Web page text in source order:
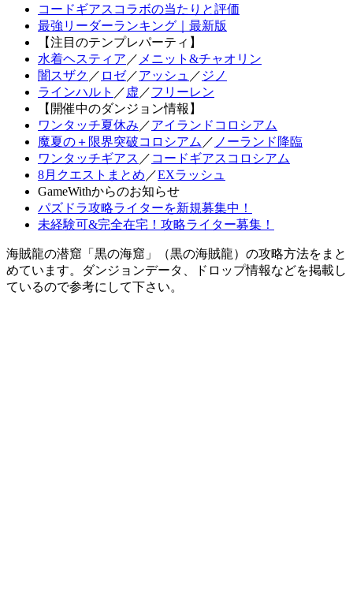
コードギアスコラボの当たりと評価
最強リーダーランキング｜最新版
【注目のテンプレパーティ】
水着ヘスティア ／ メニット&チャオリン
闇スザク ／ ロゼ／アッシュ ／ ジノ
ラインハルト ／ 虚 ／フリーレン
【開催中のダンジョン情報】
ワンタッチ夏休み ／アイランドコロシアム
魔夏の＋限界突破コロシアム ／ ノーランド降臨
ワンタッチギアス ／ コードギアスコロシアム
8月クエストまとめ ／EXラッシュ
GameWithからのお知らせ
パズドラ攻略ライターを新規募集中！
未経験可&完全在宅！攻略ライター募集！
海賊龍の潜窟「黒の海窟」（黒の海賊龍）の攻略方法をまと
めています。ダンジョンデータ、ドロップ情報などを掲載し
ているので参考にして下さい。